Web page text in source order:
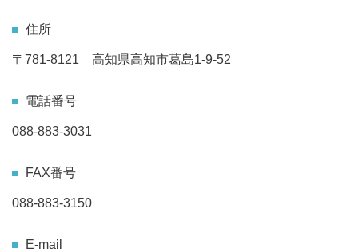
住所
〒781-8121 高知県高知市葛島1-9-52
電話番号
088-883-3031
FAX番号
088-883-3150
E-mail